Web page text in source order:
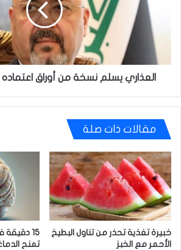
اعتماده
سفيراً
مقيم
العذاري يسلم نسخة من أوراق
مقالات ذات صلة
خبيرة تغذية تحذر من تناول البطيخ
الأحمر مع الخبز
15
تمنح